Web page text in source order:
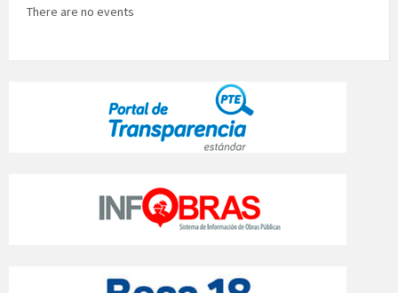
There are no events